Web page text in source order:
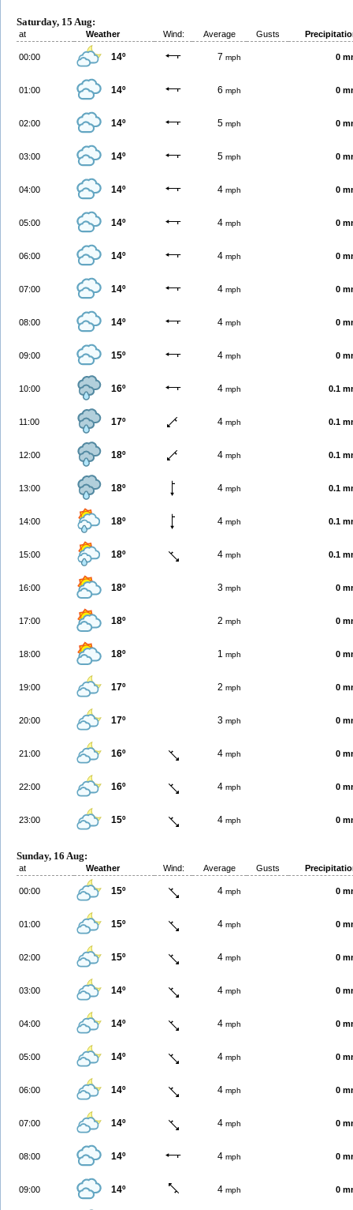
Saturday, 15 Aug:
at Weather Wind: Average Gusts
00:00 14º 7 mph 0
01:00 14º 6 mph 0
02:00 14º 5 mph 0
03:00 14º 5 mph 0
04:00 14º 4 mph 0
05:00 14º 4 mph 0
06:00 14º 4 mph 0
07:00 14º 4 mph 0
08:00 14º 4 mph 0
09:00 15º 4 mph 0
10:00 16º 4 mph 0.1
11:00 17º 4 mph 0.1
12:00 18º 4 mph 0.1
13:00 18º 4 mph 0.1
14:00 18º 4 mph 0.1
15:00 18º 4 mph 0.1
16:00 18º 3 mph 0
17:00 18º 2 mph 0
18:00 18º 1 mph 0
19:00 17º 2 mph 0
20:00 17º 3 mph 0
21:00 16º 4 mph 0
22:00 16º 4 mph 0
23:00 15º 4 mph 0
Sunday, 16 Aug:
at Weather Wind: Average Gusts
00:00 15º 4 mph 0
01:00 15º 4 mph 0
02:00 15º 4 mph 0
03:00 14º 4 mph 0
04:00 14º 4 mph 0
05:00 14º 4 mph 0
06:00 14º 4 mph 0
07:00 14º 4 mph 0
08:00 14º 4 mph 0
09:00 14º 4 mph 0